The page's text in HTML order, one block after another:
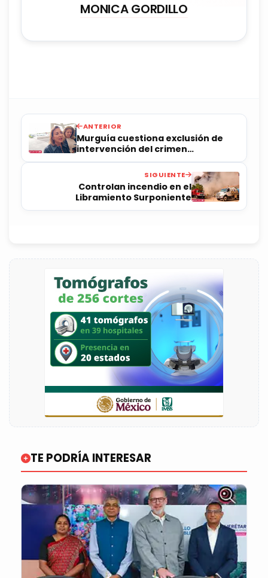
MONICA GORDILLO
ANTERIOR
Murguía cuestiona exclusión de
intervención del crimen
organizado como causa de nulidad
SIGUIENTE
Controlan incendio en el
Libramiento Surponiente
TE PODRÍA INTERESAR